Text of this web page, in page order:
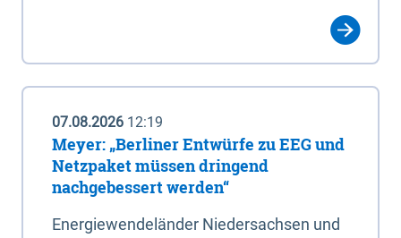
07.08.2026 12:19
Meyer: „Berliner Entwürfe zu EEG und
Netzpaket müssen dringend
nachgebessert werden“
Energiewendeländer Niedersachsen und